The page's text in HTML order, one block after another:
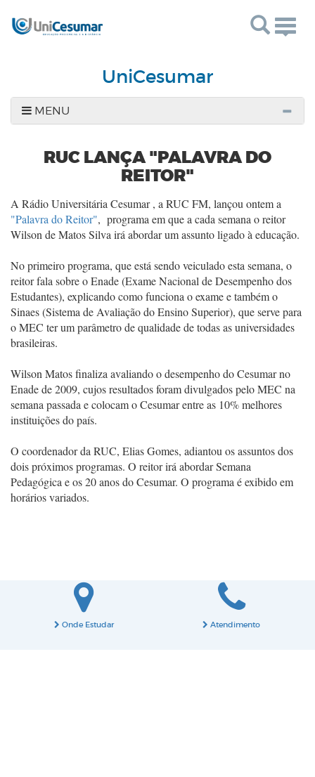
UniCesumar
MENU
RUC LANÇA "PALAVRA DO
REITOR"
A Rádio Universitária Cesumar , a RUC FM, lançou ontem a
"Palavra do Reitor", programa em que a cada semana o reitor
Wilson de Matos Silva irá abordar um assunto ligado à educação.
No primeiro programa, que está sendo veiculado esta semana, o
reitor fala sobre o Enade (Exame Nacional de Desempenho dos
Estudantes), explicando como funciona o exame e também o
Sinaes (Sistema de Avaliação do Ensino Superior), que serve para
o MEC ter um parâmetro de qualidade de todas as universidades
brasileiras.
Wilson Matos finaliza avaliando o desempenho do Cesumar no
Enade de 2009, cujos resultados foram divulgados pelo MEC na
semana passada e colocam o Cesumar entre as 10% melhores
instituições do país.
O coordenador da RUC, Elias Gomes, adiantou os assuntos dos
dois próximos programas. O reitor irá abordar Semana
Pedagógica e os 20 anos do Cesumar. O programa é exibido em
horários variados.
Onde Estudar Atendimento